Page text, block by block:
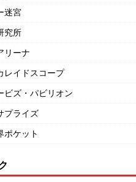
迷宮
究所
リーナ
レイドスコープ
ビズ・パビリオン
プライズ
ポケット